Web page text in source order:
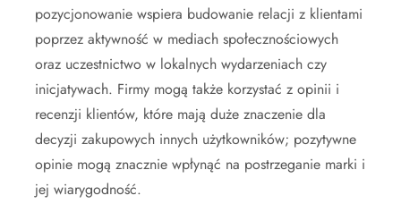
pozycjonowanie wspiera budowanie relacji z klientami
poprzez aktywność w mediach społecznościowych
oraz uczestnictwo w lokalnych wydarzeniach czy
inicjatywach. Firmy mogą także korzystać z opinii i
recenzji klientów, które mają duże znaczenie dla
decyzji zakupowych innych użytkowników; pozytywne
opinie mogą znacznie wpłynąć na postrzeganie marki i
jej wiarygodność.